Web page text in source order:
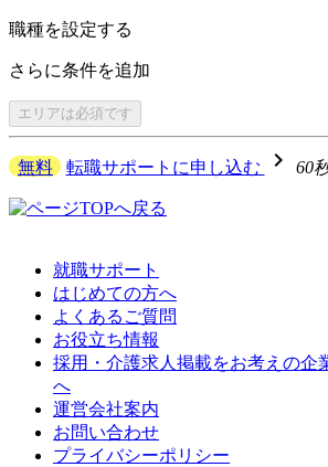
職種を設定する
さらに条件を追加
エリアは必須です
無料 転職サポートに申し込む navigate_next 60
就職サポート
はじめての方へ
よくあるご質問
お役立ち情報
採用・介護求人掲載をお考えの企
へ
運営会社案内
お問い合わせ
プライバシーポリシー